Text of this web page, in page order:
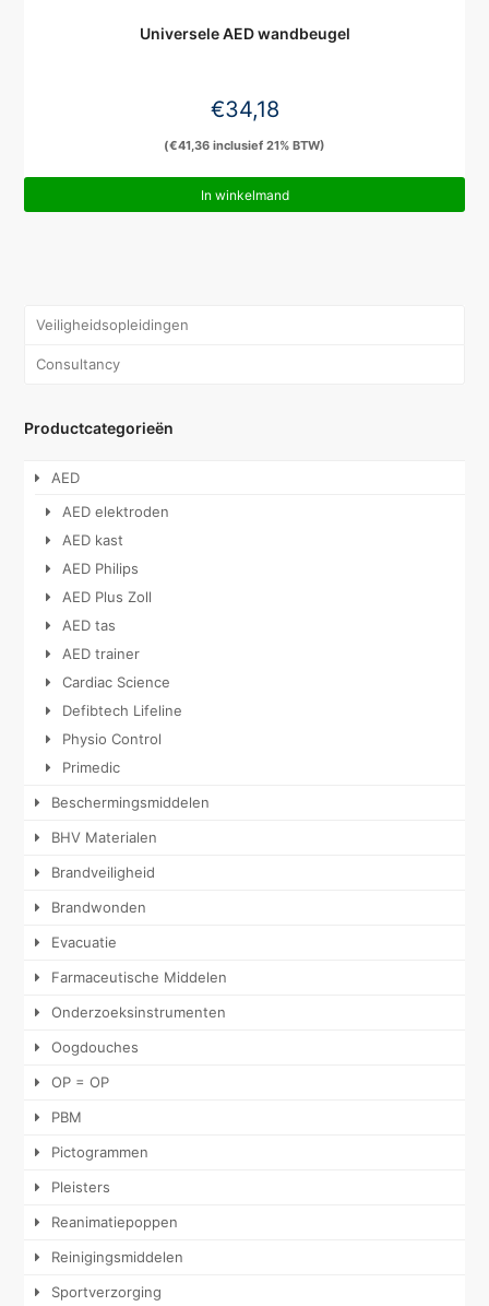
Universele AED wandbeugel
€34,18
(€41,36 inclusief 21% BTW)
In winkelmand
Veiligheidsopleidingen
Consultancy
Productcategorieën
AED
AED elektroden
AED kast
AED Philips
AED Plus Zoll
AED tas
AED trainer
Cardiac Science
Defibtech Lifeline
Physio Control
Primedic
Beschermingsmiddelen
BHV Materialen
Brandveiligheid
Brandwonden
Evacuatie
Farmaceutische Middelen
Onderzoeksinstrumenten
Oogdouches
OP = OP
PBM
Pictogrammen
Pleisters
Reanimatiepoppen
Reinigingsmiddelen
Sportverzorging